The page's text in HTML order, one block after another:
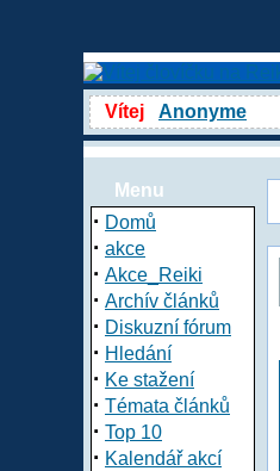
Vítej Anonyme
Menu
· Domů
· akce
· Akce_Reiki
· Archív článků
· Diskuzní fórum
· Hledání
· Ke stažení
· Témata článků
· Top 10
· Kalendář akcí